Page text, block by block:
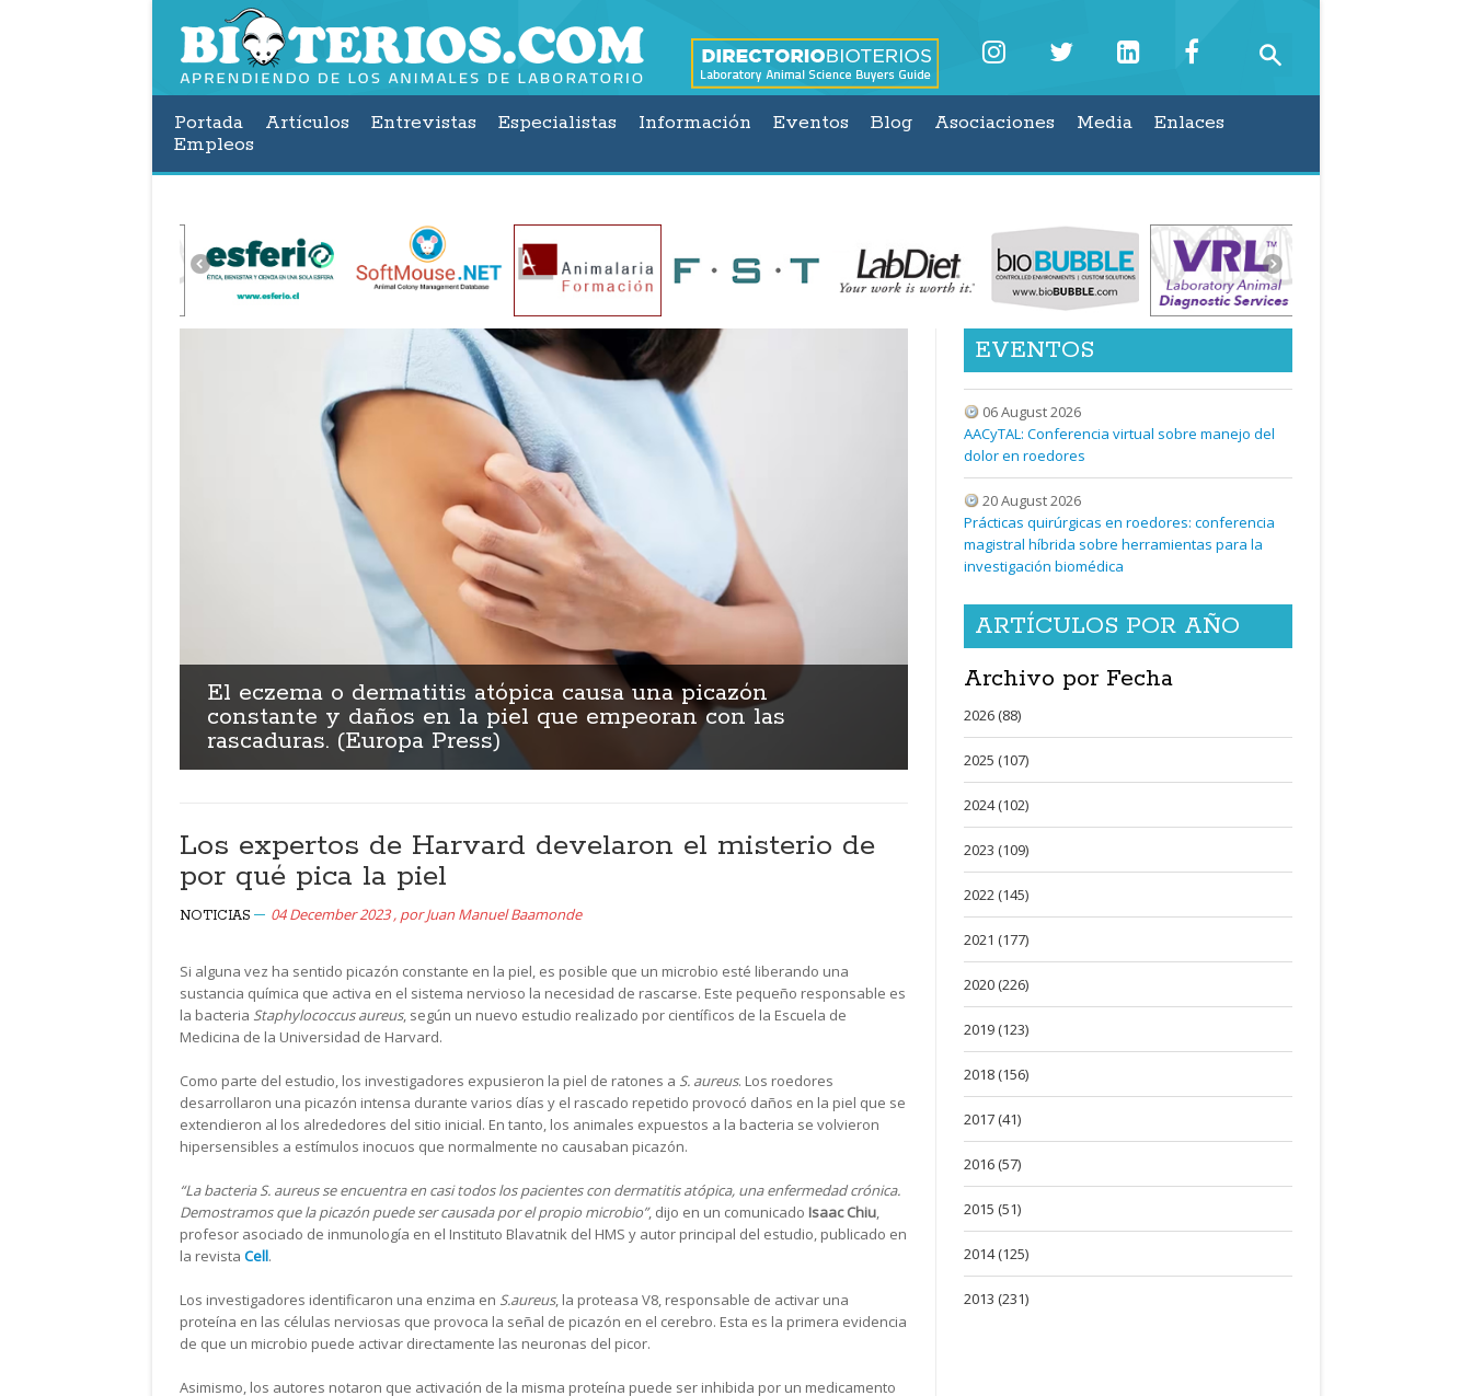
Portada Artículos Entrevistas Especialistas Información Eventos Blog Asociaciones Media
Enlaces
Empleos
El eczema o dermatitis atópica causa una picazón
constante y daños en la piel que empeoran con las
rascaduras. (Europa Press)
Los expertos de Harvard develaron el misterio de
por qué pica la piel
NOTICIAS 04 December 2023 , porJuan Manuel Baamonde
Si alguna vez ha sentido picazón constante en la piel, es posible que un microbio esté liberando una
sustancia química que activa en el sistema nervioso la necesidad de rascarse. Este pequeño responsable es
la bacteria Staphylococcus aureus, según un nuevo estudio realizado por científicos de la Escuela de
Medicina de la Universidad de Harvard.
Como parte del estudio, los investigadores expusieron la piel de ratones a S. aureus. Los roedores
desarrollaron una picazón intensa durante varios días y el rascado repetido provocó daños en la piel que se
extendieron al los alrededores del sitio inicial. En tanto, los animales expuestos a la bacteria se volvieron
hipersensibles a estímulos inocuos que normalmente no causaban picazón.
“La bacteria S. aureus se encuentra en casi todos los pacientes con dermatitis atópica, una enfermedad crónica.
Demostramos que la picazón puede ser causada por el propio microbio”, dijo en un comunicado Isaac Chiu,
profesor asociado de inmunología en el Instituto Blavatnik del HMS y autor principal del estudio, publicado en
la revista Cell.
Los investigadores identificaron una enzima en S.aureus, la proteasa V8, responsable de activar una
proteína en las células nerviosas que provoca la señal de picazón en el cerebro. Esta es la primera evidencia
de que un microbio puede activar directamente las neuronas del picor.
Asimismo, los autores notaron que activación de la misma proteína puede ser inhibida por un medicamento
EVENTOS
06 August 2026
AACyTAL: Conferencia virtual sobre manejo del
dolor en roedores
20 August 2026
Prácticas quirúrgicas en roedores: conferencia
magistral híbrida sobre herramientas para la
investigación biomédica
ARTÍCULOS POR AÑO
Archivo por Fecha
2026 (88)
2025 (107)
2024 (102)
2023 (109)
2022 (145)
2021 (177)
2020 (226)
2019 (123)
2018 (156)
2017 (41)
2016 (57)
2015 (51)
2014 (125)
2013 (231)